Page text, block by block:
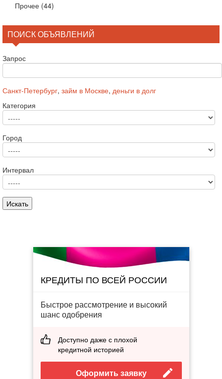
Прочее (44)
ПОИСК ОБЪЯВЛЕНИЙ
Запрос
Санкт-Петербург, займ в Москве, деньги в долг
Категория
Город
Интервал
КРЕДИТЫ ПО ВСЕЙ РОССИИ
Быстрое рассмотрение и высокий
шанс одобрения
Доступно даже с плохой
кредитной историей
Оформить заявку